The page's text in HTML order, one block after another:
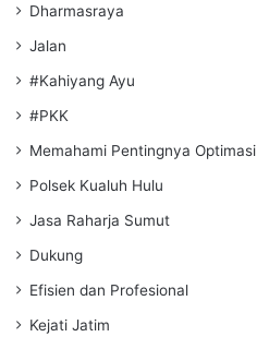
Dharmasraya
Jalan
#Kahiyang Ayu
#PKK
Memahami Pentingnya Optimasi
Polsek Kualuh Hulu
Jasa Raharja Sumut
Dukung
Efisien dan Profesional
Kejati Jatim